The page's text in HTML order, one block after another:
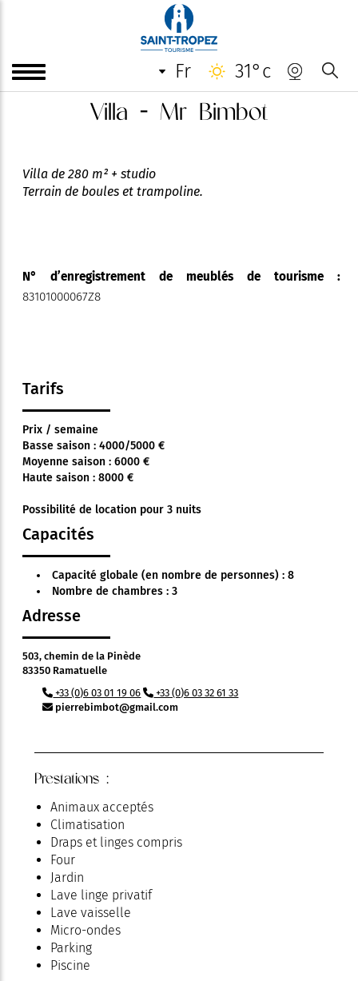
fr 31°c
Villa - Mr Bimbot
Villa de 280 m² + studio
Terrain de boules et trampoline.
N° d’enregistrement de meublés de tourisme :
83101000067Z8
Tarifs
Prix / semaine
Basse saison : 4000/5000 €
Moyenne saison : 6000 €
Haute saison : 8000 €
Possibilité de location pour 3 nuits
Capacités
Capacité globale (en nombre de personnes) : 8
Nombre de chambres : 3
Adresse
503, chemin de la Pinède
83350 Ramatuelle
+33 (0)6 03 01 19 06
+33 (0)6 03 32 61 33
pierrebimbot@gmail.com
Prestations :
Animaux acceptés
Climatisation
Draps et linges compris
Four
Jardin
Lave linge privatif
Lave vaisselle
Micro-ondes
Parking
Piscine